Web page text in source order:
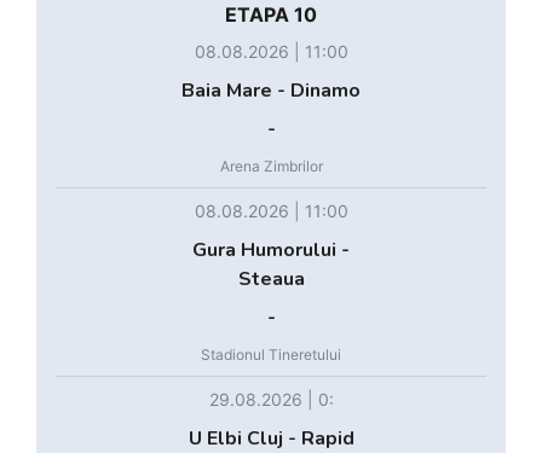
ETAPA 10
08.08.2026 | 11:00
Baia Mare - Dinamo
-
Arena Zimbrilor
08.08.2026 | 11:00
Gura Humorului -
Steaua
-
Stadionul Tineretului
29.08.2026 | 0:
U Elbi Cluj - Rapid